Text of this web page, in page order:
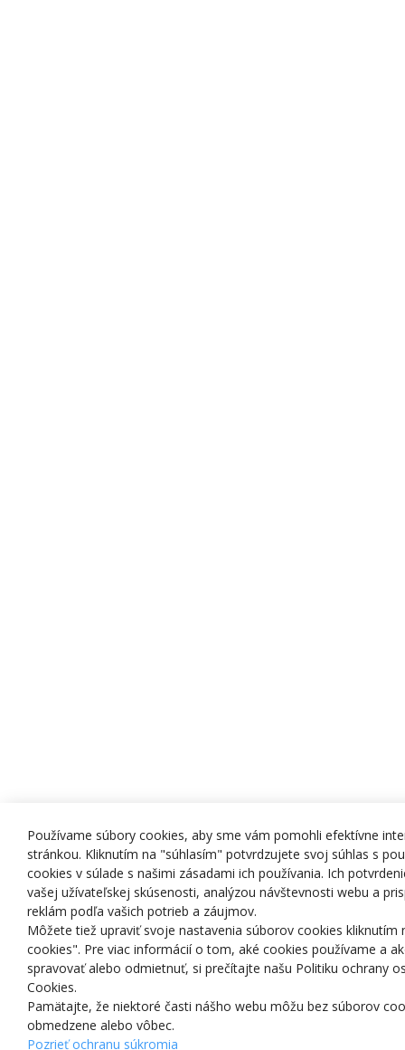
Používame súbory cookies, aby sme vám pomohli efektívne
stránkou. Kliknutím na "súhlasím" potvrdzujete svoj súhlas s
cookies v súlade s našimi zásadami ich používania. Ich
vašej užívateľskej skúsenosti, analýzou návštevnosti webu a
reklám podľa vašich potrieb a záujmov.
Môžete tiež upraviť svoje nastavenia súborov cookies kliknutím
cookies". Pre viac informácií o tom, aké cookies používame a
spravovať alebo odmietnuť, si prečítajte našu Politiku ochrany
Cookies.
Pamätajte, že niektoré časti nášho webu môžu bez súborov
obmedzene alebo vôbec.
Pozrieť ochranu súkromia